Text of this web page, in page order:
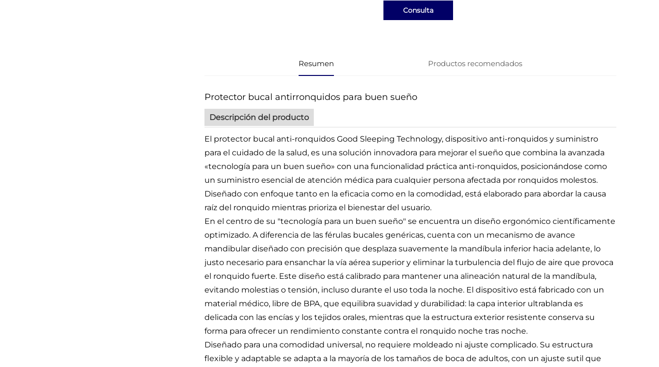
Consulta
Resumen Productos recomendados
Protector bucal antirronquidos para buen sueño
Descripción del producto
El protector bucal anti-ronquidos Good Sleeping Technology, dispositivo anti-ronquidos y suministro
para el cuidado de la salud, es una solución innovadora para mejorar el sueño que combina la avanzada
«tecnología para un buen sueño» con una funcionalidad práctica anti-ronquidos, posicionándose como
un suministro esencial de atención médica para cualquier persona afectada por ronquidos molestos.
Diseñado con enfoque tanto en la eficacia como en la comodidad, está elaborado para abordar la causa
raíz del ronquido mientras prioriza el bienestar del usuario.
En el centro de su "tecnología para un buen sueño" se encuentra un diseño ergonómico científicamente
optimizado. A diferencia de las férulas bucales genéricas, cuenta con un mecanismo de avance
mandibular diseñado con precisión que desplaza suavemente la mandíbula inferior hacia adelante, lo
justo necesario para ensanchar la vía aérea superior y eliminar la turbulencia del flujo de aire que provoca
el ronquido fuerte. Este diseño está calibrado para mantener una alineación natural de la mandíbula,
evitando molestias o tensión, incluso durante el uso toda la noche. El dispositivo está fabricado con un
material médico, libre de BPA, que equilibra suavidad y durabilidad: la capa interior ultrablanda es
delicada con las encías y los tejidos orales, mientras que la estructura exterior resistente conserva su
forma para ofrecer un rendimiento constante contra el ronquido noche tras noche.
Diseñado para una comodidad universal, no requiere moldeado ni ajuste complicado. Su estructura
flexible y adaptable se adapta a la mayoría de los tamaños de boca de adultos, con un ajuste sutil que